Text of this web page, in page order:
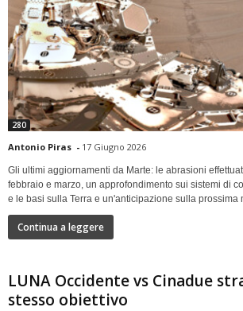
280
Antonio Piras - 17 Giugno 2026
Gli ultimi aggiornamenti da Marte: le abrasioni
febbraio e marzo, un approfondimento sui sistemi di
e le basi sulla Terra e un'anticipazione sulla prossima
Continua a leggere
LUNA Occidente vs Cinadue
stesso obiettivo